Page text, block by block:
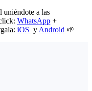
uniéndote a las
WhatsApp +
iOS y Android 🌱